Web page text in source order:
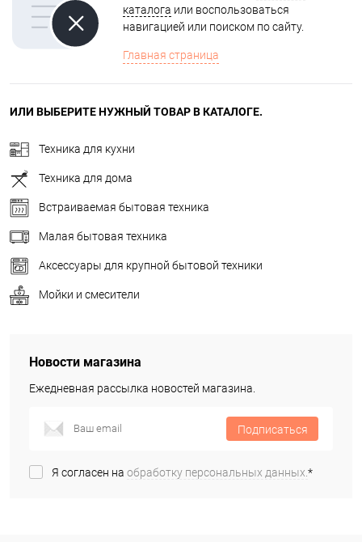
каталога или воспользоваться
навигацией или поиском по сайту.
Главная страница
ИЛИ ВЫБЕРИТЕ НУЖНЫЙ ТОВАР В КАТАЛОГЕ.
Техника для кухни
Техника для дома
Встраиваемая бытовая техника
Малая бытовая техника
Аксессуары для крупной бытовой техники
Мойки и смесители
Новости магазина
Ежедневная рассылка новостей магазина.
Подписаться
Я согласен на обработку персональных данных.*